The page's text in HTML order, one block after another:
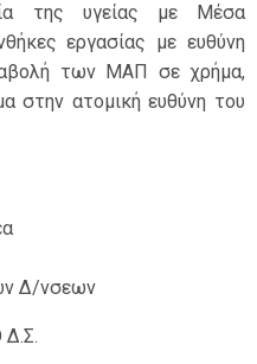
της υγείας με Μέσα
εργασίας με ευθύνη
των ΜΑΠ σε χρήμα,
στην ατομική ευθύνη του
Δ/νσεων
Δ.Σ.